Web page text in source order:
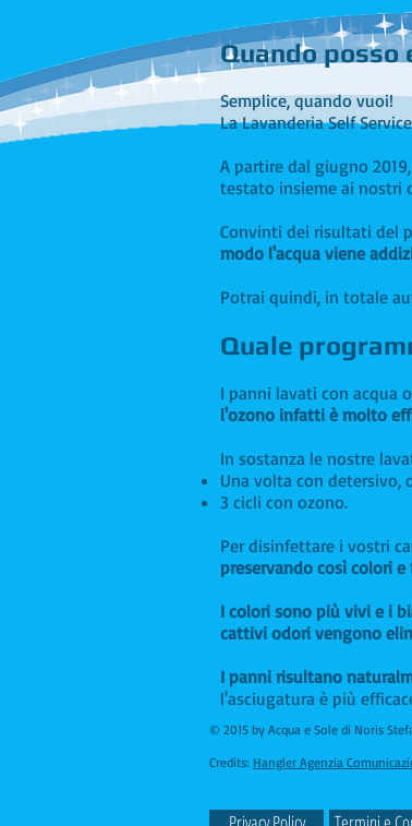
Quando
Semplice, quando vuoi!
La Lavanderia Self
A partire dal giugno
testato insieme ai nostri
Convinti dei risultati del
modo l'acqua viene
Potrai quindi, in totale
Quale
I panni lavati con acqua
l'ozono infatti è molto
In sostanza le nostre
Una volta con detersivo,
3 cicli con ozono.
Per disinfettare i vostri
preservando così colori
I colori sono più vivi e i
cattivi odori vengono
I panni risultano
l'asciugatura è più
© 2015 by Acqua e Sole di Noris
Credits: Hangler Agenzia